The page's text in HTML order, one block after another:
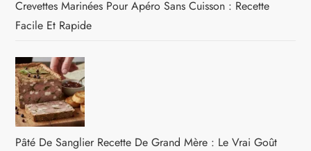
Crevettes Marinées Pour Apéro Sans Cuisson : Recette
Facile Et Rapide
Pâté De Sanglier Recette De Grand Mère : Le Vrai Goût